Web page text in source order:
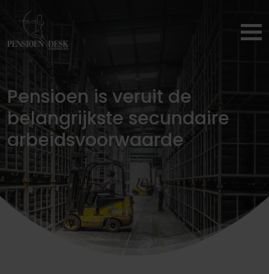
Pensioen is veruit de
belangrijkste secundaire
arbeidsvoorwaarde
Ondernemer
Werknemer
Uitkeringen
Contact
Service